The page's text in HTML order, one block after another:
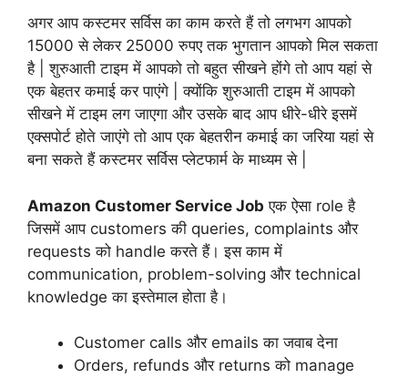
अगर आप कस्टमर सर्विस का काम करते हैं तो लगभग आपको
15000 से लेकर 25000 रुपए तक भुगतान आपको मिल सकता
है | शुरुआती टाइम में आपको तो बहुत सीखने होंगे तो आप यहां से
एक बेहतर कमाई कर पाएंगे | क्योंकि शुरुआती टाइम में आपको
सीखने में टाइम लग जाएगा और उसके बाद आप धीरे-धीरे इसमें
एक्सपोर्ट होते जाएंगे तो आप एक बेहतरीन कमाई का जरिया यहां से
बना सकते हैं कस्टमर सर्विस प्लेटफार्म के माध्यम से |
Amazon Customer Service Job एक ऐसा role है
जिसमें आप customers की queries, complaints और
requests को handle करते हैं। इस काम में
communication, problem-solving और technical
knowledge का इस्तेमाल होता है।
Customer calls और emails का जवाब देना
Orders, refunds और returns को manage